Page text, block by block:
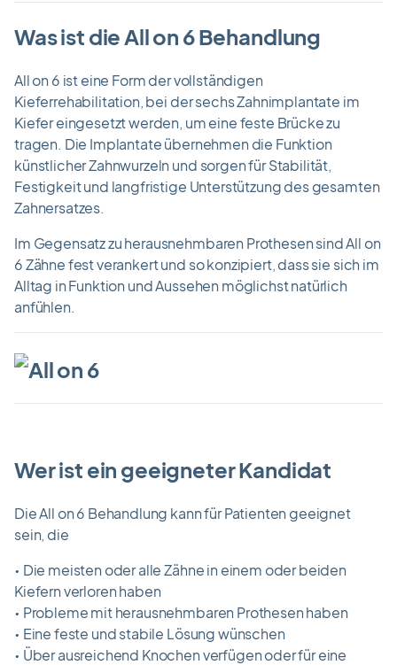
Was ist die All on 6 Behandlung
All on 6 ist eine Form der vollständigen
Kieferrehabilitation, bei der sechs Zahnimplantate im
Kiefer eingesetzt werden, um eine feste Brücke zu
tragen. Die Implantate übernehmen die Funktion
künstlicher Zahnwurzeln und sorgen für Stabilität,
Festigkeit und langfristige Unterstützung des gesamten
Zahnersatzes.
Im Gegensatz zu herausnehmbaren Prothesen sind All on
6 Zähne fest verankert und so konzipiert, dass sie sich im
Alltag in Funktion und Aussehen möglichst natürlich
anfühlen.
Wer ist ein geeigneter Kandidat
Die All on 6 Behandlung kann für Patienten geeignet
sein, die
• Die meisten oder alle Zähne in einem oder beiden
Kiefern verloren haben
• Probleme mit herausnehmbaren Prothesen haben
• Eine feste und stabile Lösung wünschen
• Über ausreichend Knochen verfügen oder für eine